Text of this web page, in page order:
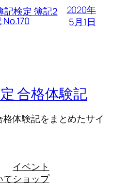
記検定 簿記2
2020年
5月1日
合格体験記
体験記をまとめたサイ
て
イベント
ショップ